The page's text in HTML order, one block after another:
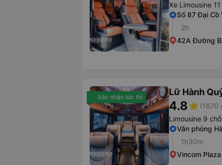
Xe Limousine
Số 87 Đại Cồ
2h
42A Đường
Xác nhận tức thì Lữ Hành
4.8star (1670
Limousine 9 chỗ
Văn phòng
1h30m
Vincom